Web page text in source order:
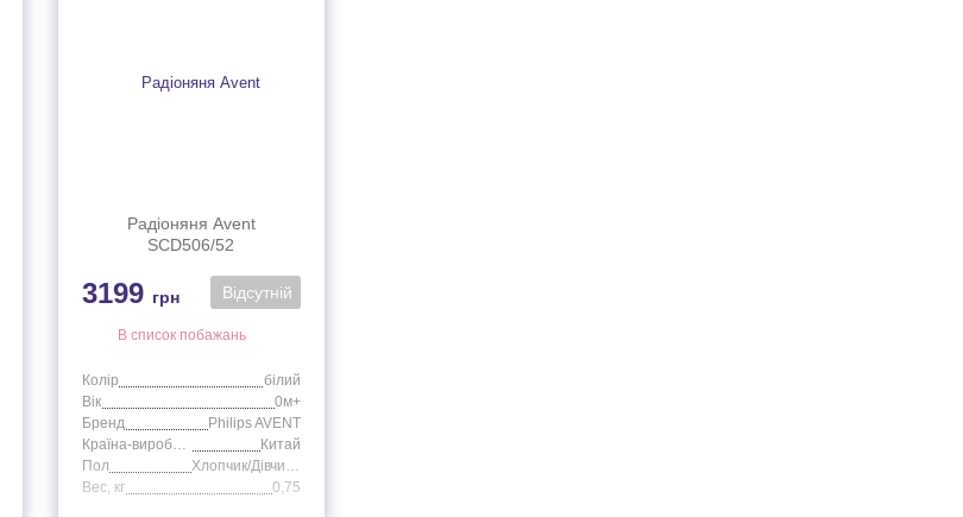
Радіоняня Avent
SCD506/52
3199 грн Відсутній
В список побажань
Колір
білий
Вік
0м+
Бренд
Philips AVENT
Країна-виробник
Китай
Пол
Вес, кг
0,75